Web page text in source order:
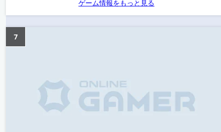
ゲーム情報をもっと見る
7